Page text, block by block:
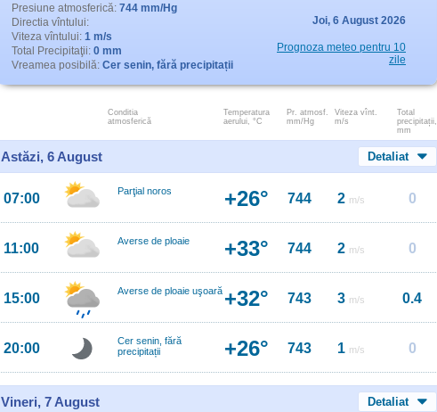
Presiune atmosferică: 744 mm/Hg
Directia vîntului:
Viteza vîntului: 1 m/s
Total Precipitaţii: 0 mm
Vreamea posibilă: Cer senin, fără precipitații
Joi, 6 August 2026
Prognoza meteo pentru 10
zile
Conditia
atmosferică
Temperatura
aerului, °C
Pr. atmosf.
mm/Hg
Viteza vînt.
m/s
Total
precipitații,
mm
Astăzi, 6 August Detaliat
07:00 Parţial noros +26° 744 2 m/s 0
11:00 Averse de ploaie +33° 744 2 m/s 0
15:00 Averse de ploaie uşoară +32° 743 3 m/s 0.4
20:00
Cer senin, fără
precipitații
+26° 743 1 m/s 0
Vineri, 7 August Detaliat